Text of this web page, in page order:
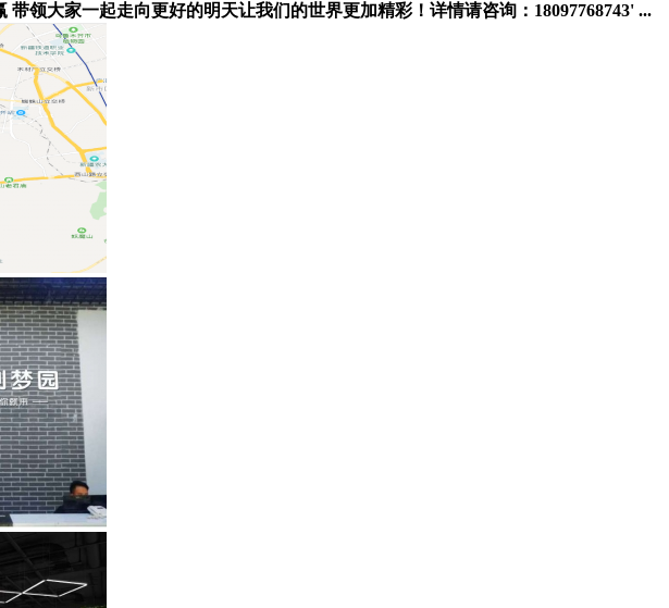
领大家一起走向更好的明天让我们的世界更加精彩！详情请咨询：18097768743' ...